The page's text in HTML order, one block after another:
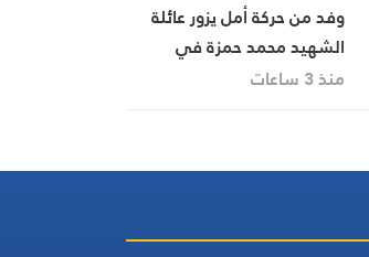
وفد من حركة أمل يزور عائلة
الشهيد محمد حمزة في
كفردونين
منذ 3 ساعات